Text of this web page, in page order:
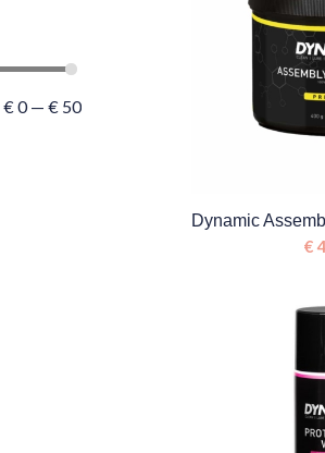
Dynamic
€
€ 0— € 50